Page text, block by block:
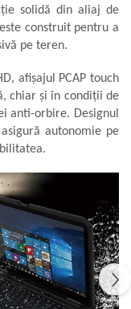
solidă din aliaj de
construit pentru a
pe teren.
afișajul PCAP touch
chiar și în condiții de
anti-orbire. Designul
autonomie pe